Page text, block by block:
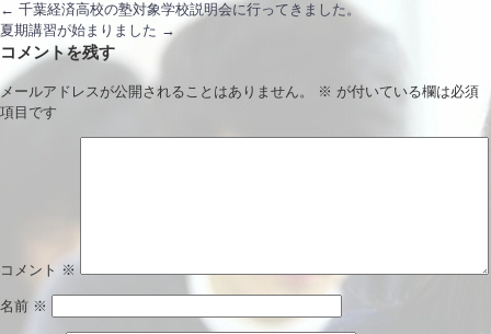
← 千葉経済高校の塾対象学校説明会に行ってきました。
夏期講習が始まりました →
コメントを残す
メールアドレスが公開されることはありません。 ※ が付いている欄は必須
項目です
コメント ※
名前 ※